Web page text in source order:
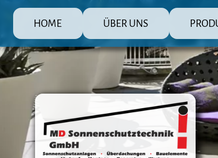
HOME ÜBER UNS
MD Sonnenschutz Rolladenbau
Die große
Raffstore
Markisen